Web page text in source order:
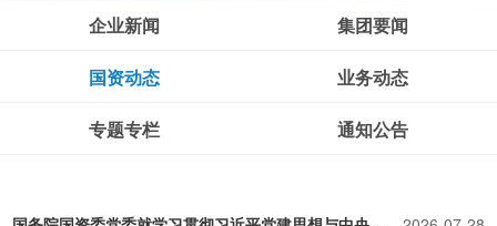
企业新闻 集团要闻
国资动态 业务动态
专题专栏 通知公告